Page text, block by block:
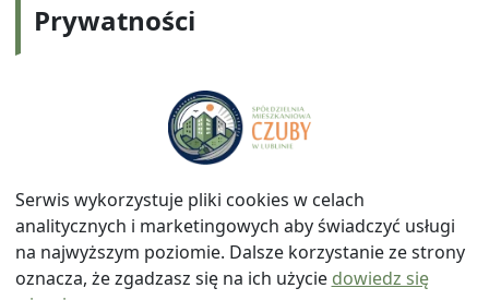
ul. Watykańska 6, 20-538 Lublin
Telefon: 814641700 E-mail: info@smczuby.pl
Prywatności
Serwis wykorzystuje pliki cookies w celach
analitycznych i marketingowych aby świadczyć usługi
na najwyższym poziomie. Dalsze korzystanie ze strony
oznacza, że zgadzasz się na ich użycie dowiedz się